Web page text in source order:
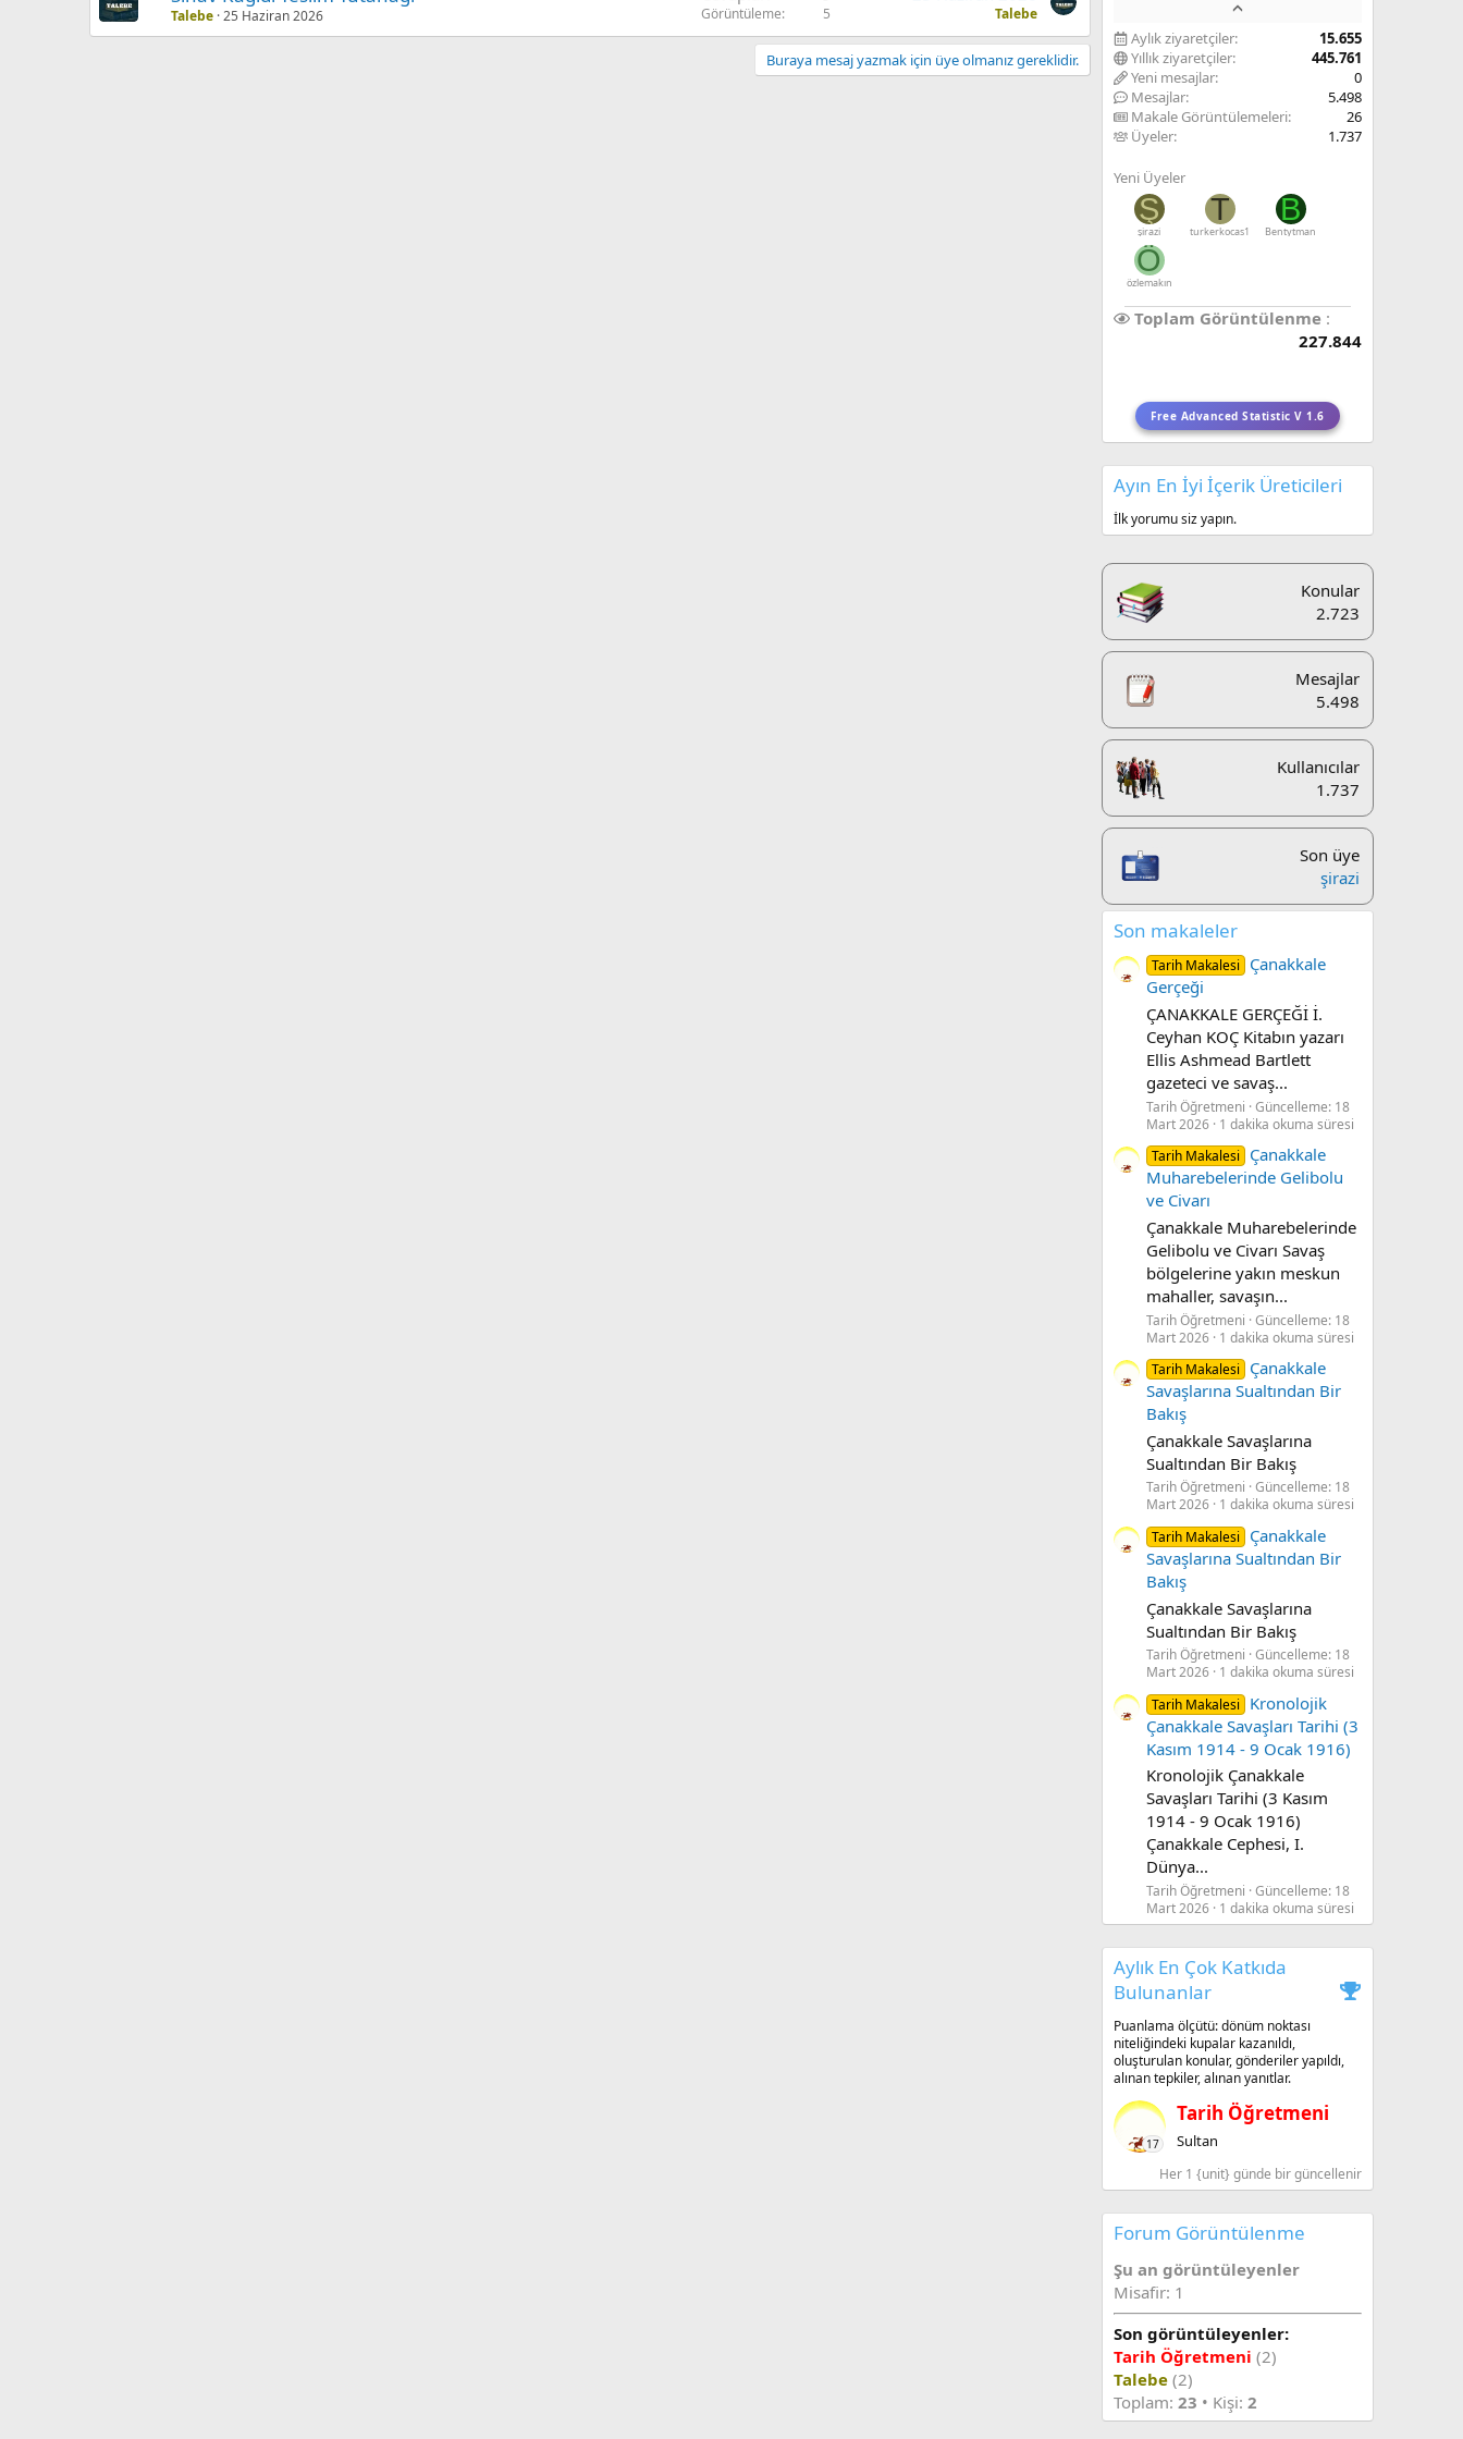
Talebe 25 Haziran 2026 Görüntüleme 5 Talebe
Buraya mesaj yazmak için üye olmanız gereklidir.
Aylık ziyaretçiler
15.655
Yıllık ziyaretçiler
445.761
Yeni mesajlar
0
Mesajlar
5.498
Makale Görüntülemeleri
26
Üyeler
1.737
Yeni Üyeler
Ş
şirazi
T
turkerkocas1
B
Bentytman
Ö
özlemakın
Toplam Görüntülenme
227.844
Free Advanced Statistic V 1.6
Ayın En İyi İçerik Üreticileri
İlk yorumu siz yapın.
Konular
2.723
Mesajlar
5.498
Kullanıcılar
1.737
Son üye
şirazi
Son makaleler
Tarih Makalesi
Çanakkale
Gerçeği
ÇANAKKALE GERÇEĞİ İ.
Ceyhan KOÇ Kitabın yazarı
Ellis Ashmead Bartlett
gazeteci ve savaş...
Tarih Öğretmeni Güncelleme: 18
Mart 2026 1 dakika okuma süresi
Tarih Makalesi
Çanakkale
Muharebelerinde Gelibolu
ve Civarı
Çanakkale Muharebelerinde
Gelibolu ve Civarı Savaş
bölgelerine yakın meskun
mahaller, savaşın...
Tarih Öğretmeni Güncelleme: 18
Mart 2026 1 dakika okuma süresi
Tarih Makalesi
Çanakkale
Savaşlarına Sualtından Bir
Bakış
Çanakkale Savaşlarına
Sualtından Bir Bakış
Tarih Öğretmeni Güncelleme: 18
Mart 2026 1 dakika okuma süresi
Tarih Makalesi
Çanakkale
Savaşlarına Sualtından Bir
Bakış
Çanakkale Savaşlarına
Sualtından Bir Bakış
Tarih Öğretmeni Güncelleme: 18
Mart 2026 1 dakika okuma süresi
Tarih Makalesi
Kronolojik
Çanakkale Savaşları Tarihi (3
Kasım 1914 - 9 Ocak 1916)
Kronolojik Çanakkale
Savaşları Tarihi (3 Kasım
1914 - 9 Ocak 1916)
Çanakkale Cephesi, I.
Dünya...
Tarih Öğretmeni Güncelleme: 18
Mart 2026 1 dakika okuma süresi
Aylık En Çok Katkıda
Bulunanlar
Puanlama ölçütü: dönüm noktası
niteliğindeki kupalar kazanıldı,
oluşturulan konular, gönderiler yapıldı,
alınan tepkiler, alınan yanıtlar.
17
Tarih Öğretmeni
Sultan
Her 1 {unit} günde bir güncellenir
Forum Görüntülenme
Şu an görüntüleyenler
Misafir: 1
Son görüntüleyenler:
Tarih Öğretmeni (2)
Talebe (2)
Toplam: 23 • Kişi: 2